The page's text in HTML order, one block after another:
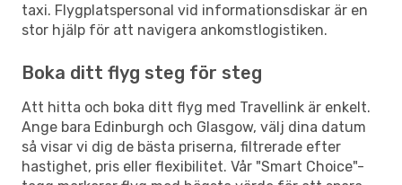
taxi. Flygplatspersonal vid informationsdiskar är en
stor hjälp för att navigera ankomstlogistiken.
Boka ditt flyg steg för steg
Att hitta och boka ditt flyg med Travellink är enkelt.
Ange bara Edinburgh och Glasgow, välj dina datum
så visar vi dig de bästa priserna, filtrerade efter
hastighet, pris eller flexibilitet. Vår "Smart Choice"-